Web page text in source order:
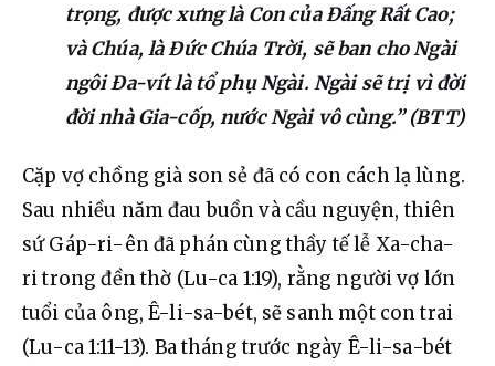
trọng, được xưng là Con của Đấng Rất Cao;
và Chúa, là Đức Chúa Trời, sẽ ban cho Ngài
ngôi Đa-vít là tổ phụ Ngài. Ngài sẽ trị vì đời
đời nhà Gia-cốp, nước Ngài vô cùng.” (BTT)
Cặp vợ chồng già son sẻ đã có con cách lạ lùng.
Sau nhiều năm đau buồn và cầu nguyện, thiên
sứ Gáp-ri-ên đã phán cùng thầy tế lễ Xa-cha-
ri trong đền thờ (Lu-ca 1:19), rằng người vợ lớn
tuổi của ông, Ê-li-sa-bét, sẽ sanh một con trai
(Lu-ca 1:11-13). Ba tháng trước ngày Ê-li-sa-bét